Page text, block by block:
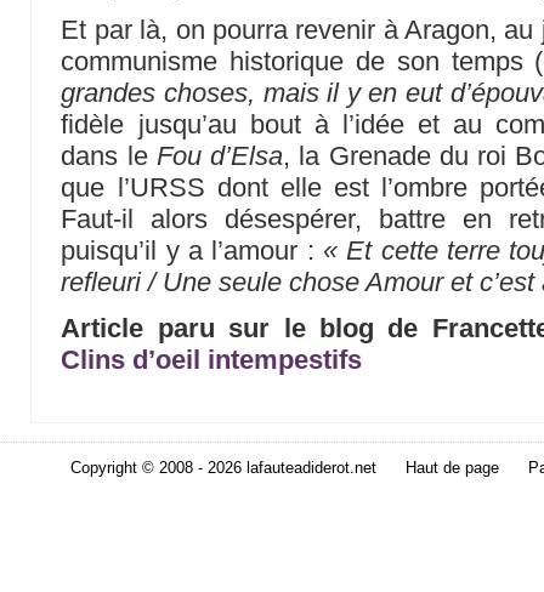
Et par là, on pourra revenir à Aragon, au
communisme historique de son temps (
grandes choses, mais il y en eut
fidèle jusqu’au bout à l’idée et au
dans le Fou d’Elsa, la Grenade du roi
que l’URSS dont elle est l’ombre
Faut-il alors désespérer, battre en
puisqu’il y a l’amour : « Et cette terre
refleuri / Une seule chose Amour et
Article paru sur le blog de
Clins d’oeil intempestifs
Copyright © 2008 - 2026 lafauteadiderot.net Haut de page